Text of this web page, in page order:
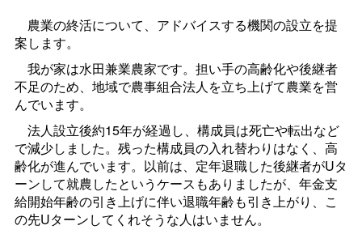
農業の終活について、アドバイスする機関の設立を提
案します。
我が家は水田兼業農家です。担い手の高齢化や後継者
不足のため、地域で農事組合法人を立ち上げて農業を営
んでいます。
法人設立後約15年が経過し、構成員は死亡や転出など
で減少しました。残った構成員の入れ替わりはなく、高
齢化が進んでいます。以前は、定年退職した後継者がUタ
ーンして就農したというケースもありましたが、年金支
給開始年齢の引き上げに伴い退職年齢も引き上がり、こ
の先Uターンしてくれそうな人はいません。